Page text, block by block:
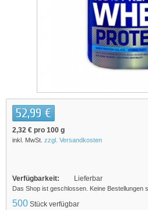
52,99 €
2,32 € pro 100 g
inkl. MwSt. zzgl. Versandkosten
Verfügbarkeit: Lieferbar
Das Shop ist geschlossen. Keine Bestellungen
500 Stück verfügbar